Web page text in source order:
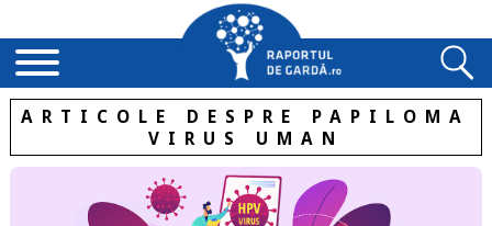
ARTICOLE DESPRE PAPILOMA
VIRUS UMAN